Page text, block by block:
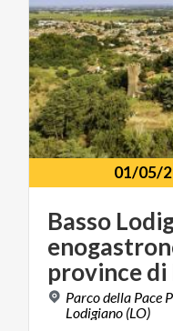
01/05/
Basso
Parco della Pace
Lodigiano (LO)